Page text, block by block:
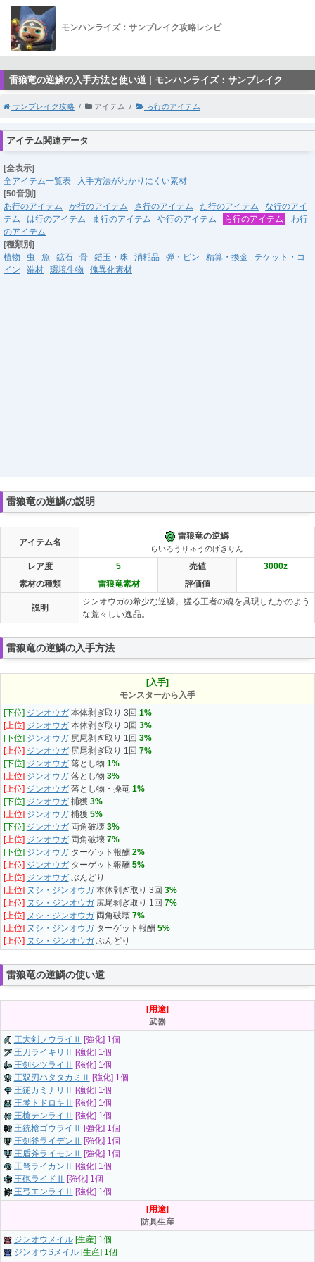
モンハンライズ：サンブレイク攻略レシピ
雷狼竜の逆鱗の入手方法と使い道 | モンハンライズ：サンブレイク
サンブレイク攻略 アイテム ら行のアイテム
アイテム関連データ
[全表示]
全アイテム一覧表
入手方法がわかりにくい素材
[50音別]
あ行のアイテム
か行のアイテム さ行のアイテム た行のアイテム
な行のアイ
テム
は行のアイテム ま行のアイテム や行のアイテム ら行のアイテム
わ行
のアイテム
[種類別]
植物
虫 魚 鉱石 骨 鎧玉・珠 消耗品 弾・ビン 精算・換金
チケット・コ
イン
端材 環境生物 傀異化素材
雷狼竜の逆鱗の説明
アイテム名
雷狼竜の逆鱗
らいろうりゅうのげきりん
レア度 5 売値 3000z
素材の種類
雷狼竜素材 評価値
説明
ジンオウガの希少な逆鱗。猛る王者の魂を具現したかのよう
な荒々しい逸品。
雷狼竜の逆鱗の入手方法
[入手]
モンスターから入手
[下位] ジンオウガ本体剥ぎ取り 3回 1%
[上位] ジンオウガ本体剥ぎ取り 3回 3%
[下位] ジンオウガ尻尾剥ぎ取り 1回 3%
[上位] ジンオウガ尻尾剥ぎ取り 1回 7%
[下位] ジンオウガ落とし物 1%
[上位] ジンオウガ落とし物 3%
[上位] ジンオウガ落とし物・操竜 1%
[下位] ジンオウガ捕獲 3%
[上位] ジンオウガ捕獲 5%
[下位] ジンオウガ両角破壊 3%
[上位] ジンオウガ両角破壊 7%
[下位] ジンオウガターゲット報酬 2%
[上位] ジンオウガターゲット報酬 5%
[上位] ジンオウガぶんどり
[上位] ヌシ・ジンオウガ本体剥ぎ取り 3回 3%
[上位] ヌシ・ジンオウガ尻尾剥ぎ取り 1回 7%
[上位] ヌシ・ジンオウガ両角破壊 7%
[上位] ヌシ・ジンオウガターゲット報酬 5%
[上位] ヌシ・ジンオウガぶんどり
雷狼竜の逆鱗の使い道
[用途]
武器
王大剣フウライⅡ
[強化] 1個
王刀ライキリⅡ
[強化] 1個
王剣シツライⅡ
[強化] 1個
王双刃ハタタカミⅡ
[強化] 1個
王鎚カミナリⅡ
[強化] 1個
王琴トドロキⅡ
[強化] 1個
王槍テンライⅡ
[強化] 1個
王銃槍ゴウライⅡ
[強化] 1個
王剣斧ライデンⅡ
[強化] 1個
王盾斧ライモンⅡ
[強化] 1個
王弩ライカンⅡ
[強化] 1個
王砲ライドⅡ
[強化] 1個
王弓エンライⅡ
[強化] 1個
[用途]
防具生産
ジンオウメイル [生産] 1個
ジンオウSメイル [生産] 1個